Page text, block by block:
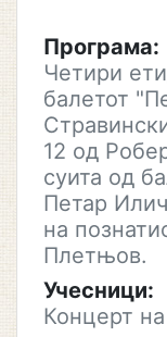
Програма:
Четири
балетот
12 од
суита од
Петар
на
Плетњов.
Учесници:
Концерт